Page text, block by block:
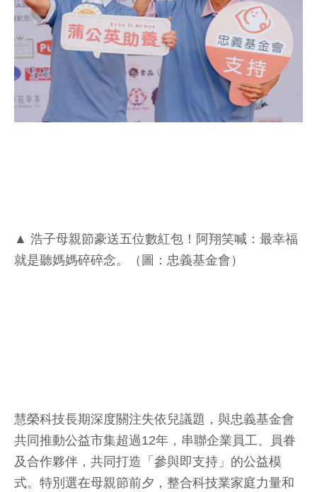
▲ 浩子母親節豪送五位數紅包！阿翔笑喊：最幸福
就是聽媽媽碎碎念。（圖：忠義基金會）
慧榮科技長期深度關注失依兒議題，與忠義基金會
共同推動公益市集超過12年，串聯企業員工、員眷
及合作夥伴，共同打造「參與即支持」的公益模
式。特別選在母親節前夕，整合科技業家庭力量和